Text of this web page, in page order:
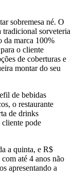
sobremesa né. O
sorveteria
da marca 100%
o cliente
de coberturas e
montar do seu
de bebidas
o restaurante
de drinks
cliente pode
a quinta, e R$
até 4 anos não
apresentando a